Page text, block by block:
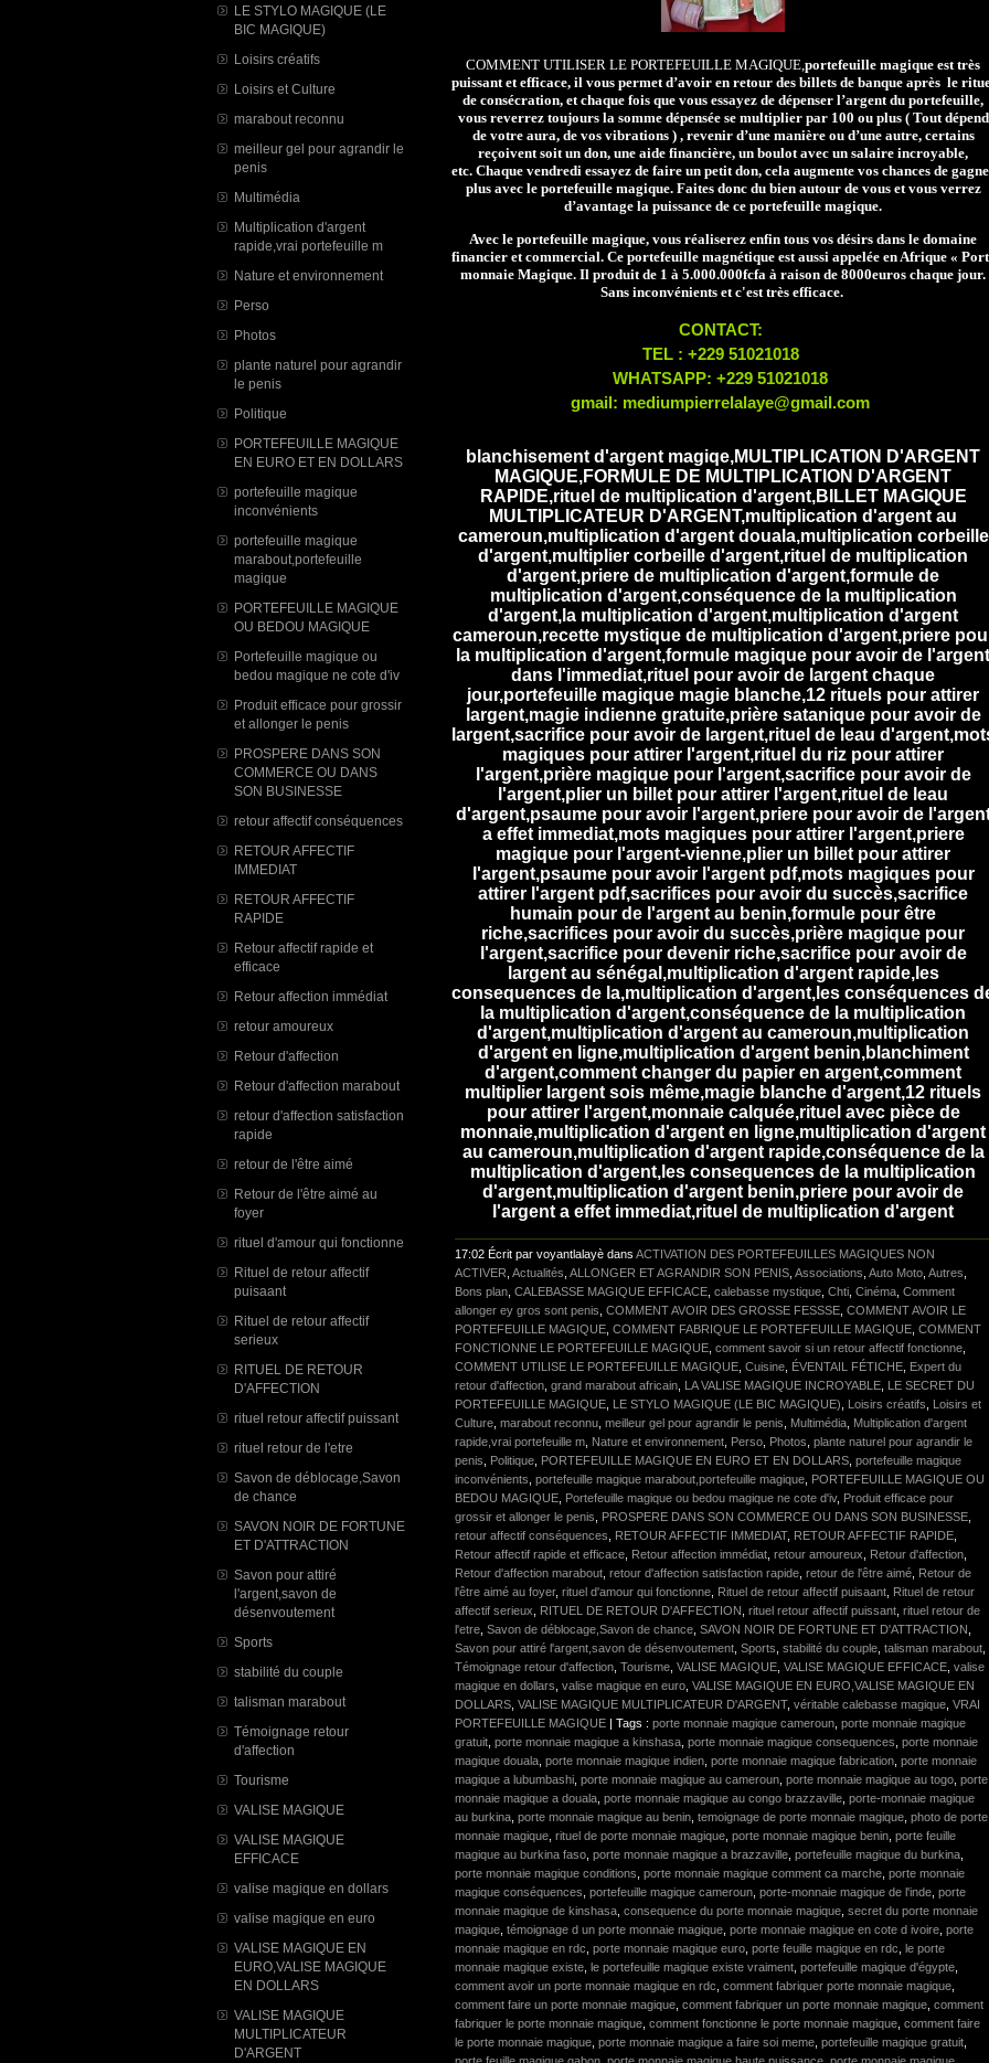
LE STYLO MAGIQUE (LE
BIC MAGIQUE)
Loisirs créatifs
Loisirs et Culture
marabout reconnu
meilleur gel pour agrandir le
penis
Multimédia
Multiplication d'argent
rapide,vrai portefeuille m
Nature et environnement
Perso
Photos
plante naturel pour agrandir
le penis
Politique
PORTEFEUILLE MAGIQUE
EN EURO ET EN DOLLARS
portefeuille magique
inconvénients
portefeuille magique
marabout,portefeuille
magique
PORTEFEUILLE MAGIQUE
OU BEDOU MAGIQUE
Portefeuille magique ou
bedou magique ne cote d'iv
Produit efficace pour grossir
et allonger le penis
PROSPERE DANS SON
COMMERCE OU DANS
SON BUSINESSE
retour affectif conséquences
RETOUR AFFECTIF
IMMEDIAT
RETOUR AFFECTIF
RAPIDE
Retour affectif rapide et
efficace
Retour affection immédiat
retour amoureux
Retour d'affection
Retour d'affection marabout
retour d'affection satisfaction
rapide
retour de l'être aimé
Retour de l'être aimé au
foyer
rituel d'amour qui fonctionne
Rituel de retour affectif
puisaant
Rituel de retour affectif
serieux
RITUEL DE RETOUR
D'AFFECTION
rituel retour affectif puissant
rituel retour de l'etre
Savon de déblocage,Savon
de chance
SAVON NOIR DE FORTUNE
ET D'ATTRACTION
Savon pour attiré
l'argent,savon de
désenvoutement
Sports
stabilité du couple
talisman marabout
Témoignage retour
d'affection
Tourisme
VALISE MAGIQUE
VALISE MAGIQUE
EFFICACE
valise magique en dollars
valise magique en euro
VALISE MAGIQUE EN
EURO,VALISE MAGIQUE
EN DOLLARS
VALISE MAGIQUE
MULTIPLICATEUR
D'ARGENT
COMMENT UTILISER LE PORTEFEUILLE MAGIQUE,portefeuille magique est très
puissant et efficace, il vous permet d’avoir en retour des billets de banque après le
de consécration, et chaque fois que vous essayez de dépenser l’argent du portefeuille,
vous reverrez toujours la somme dépensée se multiplier par 100 ou plus ( Tout dépend
de votre aura, de vos vibrations ) , revenir d’une manière ou d’une autre, certains
reçoivent soit un don, une aide financière, un boulot avec un salaire incroyable,
etc. Chaque vendredi essayez de faire un petit don, cela augmente vos chances de
plus avec le portefeuille magique. Faites donc du bien autour de vous et vous verrez
d’avantage la puissance de ce portefeuille magique.
Avec le portefeuille magique, vous réaliserez enfin tous vos désirs dans le domaine
financier et commercial. Ce portefeuille magnétique est aussi appelée en Afrique «
monnaie Magique. Il produit de 1 à 5.000.000fcfa à raison de 8000euros chaque jour.
Sans inconvénients et c'est très efficace.
CONTACT:
TEL : +229 51021018
WHATSAPP: +229 51021018
gmail: mediumpierrelalaye@gmail.com
blanchisement d'argent magiqe,MULTIPLICATION D'ARGENT
MAGIQUE,FORMULE DE MULTIPLICATION D'ARGENT
RAPIDE,rituel de multiplication d'argent,BILLET MAGIQUE
MULTIPLICATEUR D'ARGENT,multiplication d'argent au
cameroun,multiplication d'argent douala,multiplication corbeille
d'argent,multiplier corbeille d'argent,rituel de multiplication
d'argent,priere de multiplication d'argent,formule de
multiplication d'argent,conséquence de la multiplication
d'argent,la multiplication d'argent,multiplication d'argent
cameroun,recette mystique de multiplication d'argent,priere
la multiplication d'argent,formule magique pour avoir de l'argent
dans l'immediat,rituel pour avoir de largent chaque
jour,portefeuille magique magie blanche,12 rituels pour attirer
largent,magie indienne gratuite,prière satanique pour avoir de
largent,sacrifice pour avoir de largent,rituel de leau
magiques pour attirer l'argent,rituel du riz pour attirer
l'argent,prière magique pour l'argent,sacrifice pour avoir de
l'argent,plier un billet pour attirer l'argent,rituel de leau
d'argent,psaume pour avoir l'argent,priere pour avoir de
a effet immediat,mots magiques pour attirer l'argent,priere
magique pour l'argent-vienne,plier un billet pour attirer
l'argent,psaume pour avoir l'argent pdf,mots magiques pour
attirer l'argent pdf,sacrifices pour avoir du succès,sacrifice
humain pour de l'argent au benin,formule pour être
riche,sacrifices pour avoir du succès,prière magique pour
l'argent,sacrifice pour devenir riche,sacrifice pour avoir de
largent au sénégal,multiplication d'argent rapide,les
consequences de la,multiplication d'argent,les conséquences
la multiplication d'argent,conséquence de la multiplication
d'argent,multiplication d'argent au cameroun,multiplication
d'argent en ligne,multiplication d'argent benin,blanchiment
d'argent,comment changer du papier en argent,comment
multiplier largent sois même,magie blanche d'argent,12 rituels
pour attirer l'argent,monnaie calquée,rituel avec pièce de
monnaie,multiplication d'argent en ligne,multiplication d'argent
au cameroun,multiplication d'argent rapide,conséquence de la
multiplication d'argent,les consequences de la multiplication
d'argent,multiplication d'argent benin,priere pour avoir de
l'argent a effet immediat,rituel de multiplication d'argent
17:02 Écrit par voyantlalayè dans ACTIVATION DES PORTEFEUILLES MAGIQUES NON
ACTIVER Actualités ALLONGER ET AGRANDIR SON PENIS Associations Auto Moto Autres
Bons plan CALEBASSE MAGIQUE EFFICACE calebasse mystique Chti Cinéma Comment
allonger ey gros sont penis COMMENT AVOIR DES GROSSE FESSSE COMMENT AVOIR LE
PORTEFEUILLE MAGIQUE COMMENT FABRIQUE LE PORTEFEUILLE MAGIQUE COMMENT
FONCTIONNE LE PORTEFEUILLE MAGIQUE comment savoir si un retour affectif fonctionne
COMMENT UTILISE LE PORTEFEUILLE MAGIQUE Cuisine ÉVENTAIL FÉTICHE
Expert du
retour d'affection grand marabout africain LA VALISE MAGIQUE INCROYABLE
LE SECRET DU
PORTEFEUILLE MAGIQUE
LE STYLO MAGIQUE (LE BIC MAGIQUE) Loisirs créatifs
Loisirs et
Culture marabout reconnu meilleur gel pour agrandir le penis Multimédia Multiplication d'argent
rapide,vrai portefeuille m Nature et environnement Perso Photos plante naturel pour agrandir le
penis
Politique PORTEFEUILLE MAGIQUE EN EURO ET EN DOLLARS portefeuille magique
inconvénients portefeuille magique marabout,portefeuille magique
PORTEFEUILLE MAGIQUE OU
BEDOU MAGIQUE
Portefeuille magique ou bedou magique ne cote d'iv, Produit efficace pour
grossir et allonger le penis
PROSPERE DANS SON COMMERCE OU DANS SON BUSINESSE
retour affectif conséquences
RETOUR AFFECTIF IMMEDIAT, RETOUR AFFECTIF RAPIDE
Retour affectif rapide et efficace
Retour affection immédiat retour amoureux Retour d'affection
Retour d'affection marabout retour d'affection satisfaction rapide retour de l'être aimé
Retour de
l'être aimé au foyer, rituel d'amour qui fonctionne Rituel de retour affectif puisaant
Rituel de retour
affectif serieux
RITUEL DE RETOUR D'AFFECTION rituel retour affectif puissant rituel retour de
l'etre Savon de déblocage,Savon de chance SAVON NOIR DE FORTUNE ET D'ATTRACTION
Savon pour attiré l'argent,savon de désenvoutement Sports stabilité du couple talisman marabout
Témoignage retour d'affection Tourisme VALISE MAGIQUE VALISE MAGIQUE EFFICACE valise
magique en dollars valise magique en euro VALISE MAGIQUE EN EURO,VALISE MAGIQUE EN
DOLLARS VALISE MAGIQUE MULTIPLICATEUR D'ARGENT, véritable calebasse magique VRAI
PORTEFEUILLE MAGIQUE | Tags : porte monnaie magique cameroun porte monnaie magique
gratuit porte monnaie magique a kinshasa porte monnaie magique consequences porte monnaie
magique douala porte monnaie magique indien porte monnaie magique fabrication porte monnaie
magique a lubumbashi porte monnaie magique au cameroun porte monnaie magique au togo porte
monnaie magique a douala porte monnaie magique au congo brazzaville porte-monnaie magique
au burkina porte monnaie magique au benin temoignage de porte monnaie magique photo de porte
monnaie magique rituel de porte monnaie magique porte monnaie magique benin porte feuille
magique au burkina faso porte monnaie magique a brazzaville portefeuille magique du burkina
porte monnaie magique conditions porte monnaie magique comment ca marche porte monnaie
magique conséquences portefeuille magique cameroun porte-monnaie magique de l'inde porte
monnaie magique de kinshasa consequence du porte monnaie magique secret du porte monnaie
magique témoignage d un porte monnaie magique porte monnaie magique en cote d ivoire porte
monnaie magique en rdc porte monnaie magique euro porte feuille magique en rdc
le porte
monnaie magique existe
le portefeuille magique existe vraiment portefeuille magique d'égypte
comment avoir un porte monnaie magique en rdc comment fabriquer porte monnaie magique
comment faire un porte monnaie magique comment fabriquer un porte monnaie magique comment
fabriquer le porte monnaie magique comment fonctionne le porte monnaie magique comment faire
le porte monnaie magique porte monnaie magique a faire soi meme portefeuille magique gratuit